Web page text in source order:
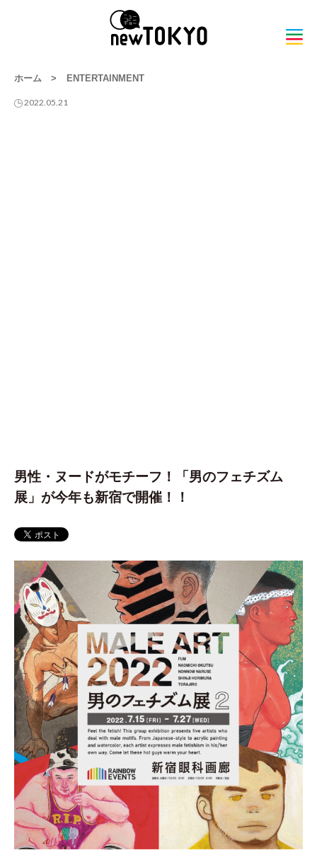
ホーム > ENTERTAINMENT
2022.05.21
男性・ヌードがモチーフ！「男のフェチズム
展」が今年も新宿で開催！！